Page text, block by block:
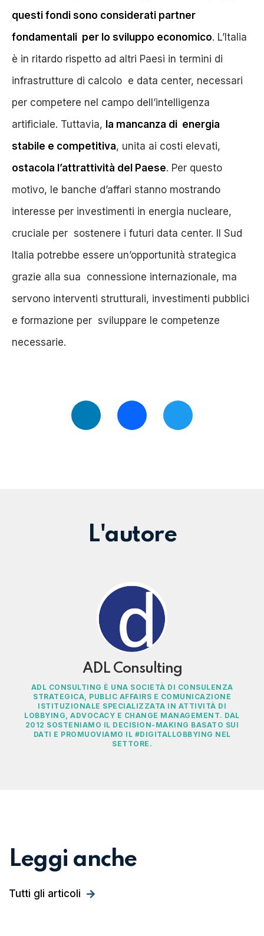
questi fondi sono considerati partner
fondamentali per lo sviluppo economico. L’Italia
è in ritardo rispetto ad altri Paesi in termini di
infrastrutture di calcolo e data center, necessari
per competere nel campo dell’intelligenza
artificiale. Tuttavia, la mancanza di energia
stabile e competitiva, unita ai costi elevati,
ostacola l’attrattività del Paese. Per questo
motivo, le banche d’affari stanno mostrando
interesse per investimenti in energia nucleare,
cruciale per sostenere i futuri data center. Il Sud
Italia potrebbe essere un’opportunità strategica
grazie alla sua connessione internazionale, ma
servono interventi strutturali, investimenti pubblici
e formazione per sviluppare le competenze
necessarie.
L'autore
ADL Consulting
ADL CONSULTING È UNA SOCIETÀ DI CONSULENZA
STRATEGICA, PUBLIC AFFAIRS E COMUNICAZIONE
ISTITUZIONALE SPECIALIZZATA IN ATTIVITÀ DI
LOBBYING, ADVOCACY E CHANGE MANAGEMENT. DAL
2012 SOSTENIAMO IL DECISION-MAKING BASATO SUI
DATI E PROMUOVIAMO IL #DIGITALLOBBYING NEL
SETTORE.
Leggi anche
Tutti gli articoli